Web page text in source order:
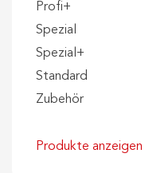
Profi+
Spezial
Spezial+
Standard
Zubehör
Produkte anzeigen